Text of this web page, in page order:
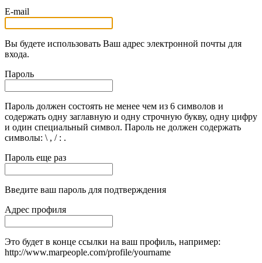
E-mail
Вы будете использовать Ваш адрес электронной почты для
входа.
Пароль
Пароль должен состоять не менее чем из 6 символов и
содержать одну заглавную и одну строчную букву, одну цифру
и один специальный символ. Пароль не должен содержать
символы: \ , / : .
Пароль еще раз
Введите ваш пароль для подтверждения
Адрес профиля
Это будет в конце ссылки на ваш профиль, например:
http://www.marpeople.com/profile/yourname